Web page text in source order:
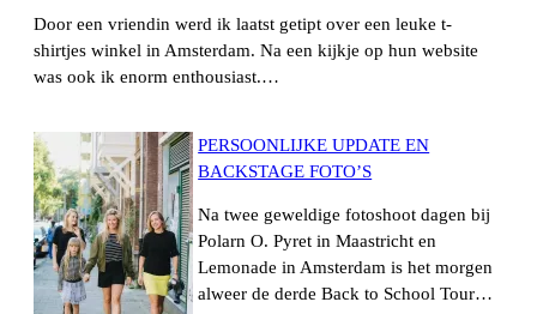
Door een vriendin werd ik laatst getipt over een leuke t-
shirtjes winkel in Amsterdam. Na een kijkje op hun website
was ook ik enorm enthousiast.…
PERSOONLIJKE UPDATE EN
BACKSTAGE FOTO’S
Na twee geweldige fotoshoot dagen bij
Polarn O. Pyret in Maastricht en
Lemonade in Amsterdam is het morgen
alweer de derde Back to School Tour…